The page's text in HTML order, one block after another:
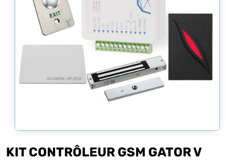
KIT CONTRÔLEUR GSM GATOR V